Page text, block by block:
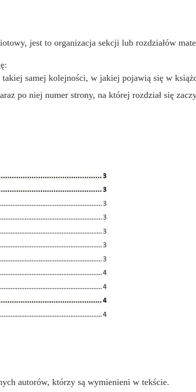
jest to organizacja sekcji lub rozdziałów
samej kolejności, w jakiej pojawią się w
po niej numer strony, na której rozdział się
autorów, którzy są wymienieni w tekście.